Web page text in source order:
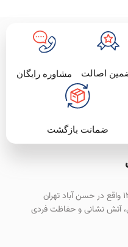
اصالت مشاوره رایگان
ضمانت بازگشت
فروشگاه لیان کالا صنعت در سال ۱۳۵۸ واقع در حسن آباد تهران
آتش نشانی و حفاظت فردی